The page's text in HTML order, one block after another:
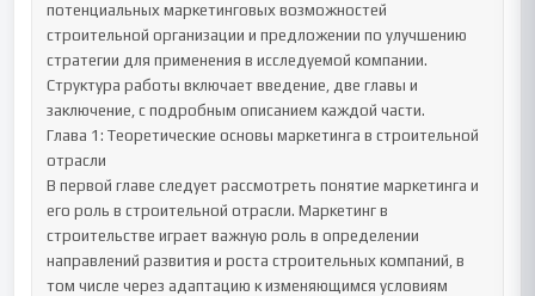
потенциальных маркетинговых возможностей
строительной организации и предложении по улучшению
стратегии для применения в исследуемой компании.
Структура работы включает введение, две главы и
заключение, с подробным описанием каждой части.
Глава 1: Теоретические основы маркетинга в строительной
отрасли
В первой главе следует рассмотреть понятие маркетинга и
его роль в строительной отрасли. Маркетинг в
строительстве играет важную роль в определении
направлений развития и роста строительных компаний, в
том числе через адаптацию к изменяющимся условиям